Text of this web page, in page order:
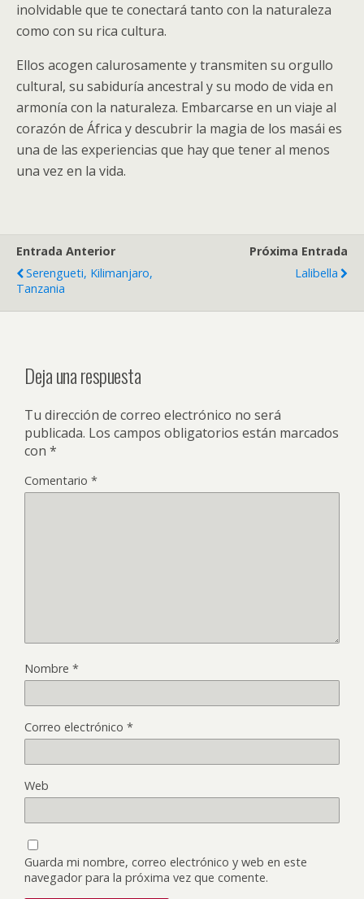
inolvidable que te conectará tanto con la naturaleza
como con su rica cultura.
Ellos acogen calurosamente y transmiten su orgullo
cultural, su sabiduría ancestral y su modo de vida en
armonía con la naturaleza. Embarcarse en un viaje al
corazón de África y descubrir la magia de los masái es
una de las experiencias que hay que tener al menos
una vez en la vida.
Entrada Anterior
Serengueti, Kilimanjaro,
Tanzania
Próxima Entrada
Lalibella
Deja una respuesta
Tu dirección de correo electrónico no será
publicada. Los campos obligatorios están marcados
con *
Comentario *
Nombre *
Correo electrónico *
Web
Guarda mi nombre, correo electrónico y web en este
navegador para la próxima vez que comente.